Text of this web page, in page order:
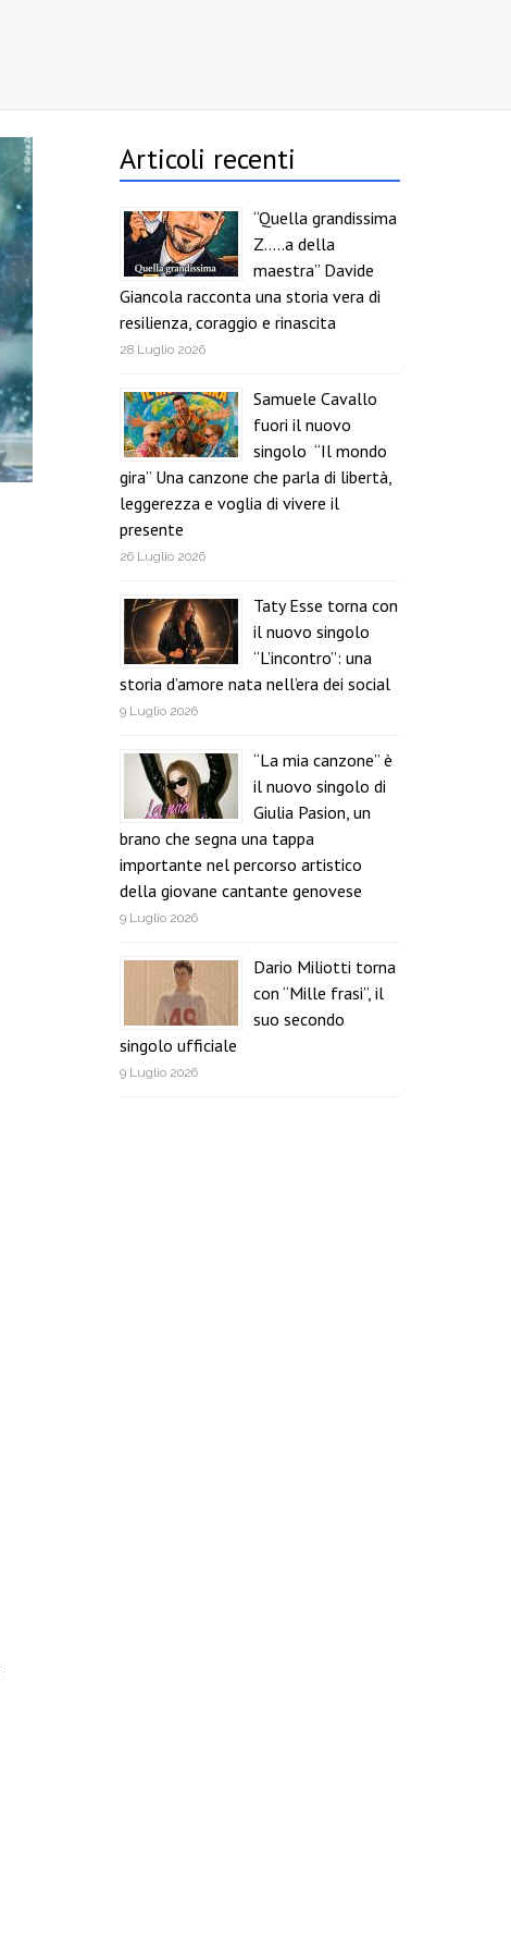
Articoli recenti
“Quella grandissima
Z…..a della
maestra” Davide
Giancola racconta una storia vera di
resilienza, coraggio e rinascita
28 Luglio 2026
Samuele Cavallo
fuori il nuovo
singolo “Il mondo
gira” Una canzone che parla di libertà,
leggerezza e voglia di vivere il
presente
26 Luglio 2026
Taty Esse torna con
il nuovo singolo
“L’incontro”: una
storia d’amore nata nell’era dei social
9 Luglio 2026
“La mia canzone” è
il nuovo singolo di
Giulia Pasion, un
brano che segna una tappa
importante nel percorso artistico
della giovane cantante genovese
9 Luglio 2026
Dario Miliotti torna
con “Mille frasi”, il
suo secondo
singolo ufficiale
9 Luglio 2026